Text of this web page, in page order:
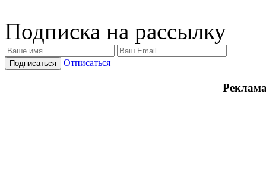
Подписка на рассылку
Отписаться